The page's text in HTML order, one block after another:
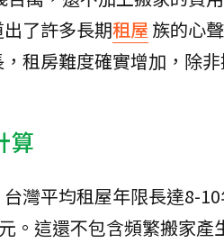
了許多長期租屋 族的心
租房難度確實增加，除
算
灣平均租屋年限長達8-
。這還不包含頻繁搬家